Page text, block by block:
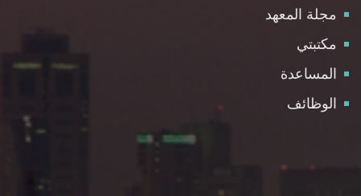
مجلة المعهد
مكتبتي
المساعدة
الوظائف